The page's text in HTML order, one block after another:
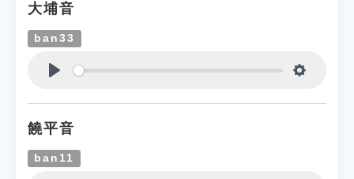
大埔音
ban33
饒平音
ban11